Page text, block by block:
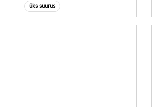
üks suurus